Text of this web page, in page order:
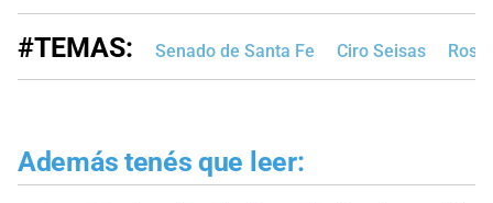
#TEMAS: Senado de Santa Fe Ciro Seisas
Además tenés que leer: